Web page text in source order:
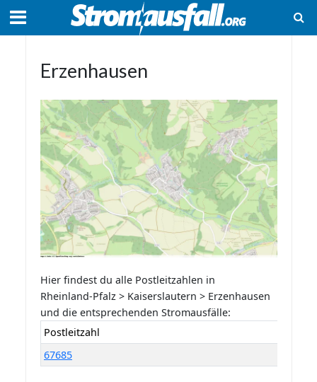
Erzenhausen
Hier findest du alle Postleitzahlen in
Rheinland-Pfalz > Kaiserslautern > Erzenhausen
und die entsprechenden Stromausfälle:
Postleitzahl
67685